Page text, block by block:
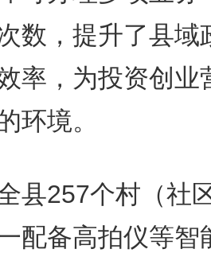
数，提升了县域
率，为投资创业
环境。
257个村（社
配备高拍仪等智